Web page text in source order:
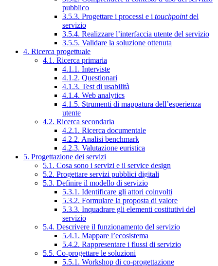
pubblico
3.5.3. Progettare i processi e i touchpointdel
servizio
3.5.4. Realizzare l’interfaccia utente del servizio
3.5.5. Validare la soluzione ottenuta
4. Ricerca progettuale
4.1. Ricerca primaria
4.1.1. Interviste
4.1.2. Questionari
4.1.3. Test di usabilità
4.1.4. Web analytics
4.1.5. Strumenti di mappatura dell’esperienza
utente
4.2. Ricerca secondaria
4.2.1. Ricerca documentale
4.2.2. Analisi benchmark
4.2.3. Valutazione euristica
5. Progettazione dei servizi
5.1. Cosa sono i servizi e il service design
5.2. Progettare servizi pubblici digitali
5.3. Definire il modello di servizio
5.3.1. Identificare gli attori coinvolti
5.3.2. Formulare la proposta di valore
5.3.3. Inquadrare gli elementi costitutivi del
servizio
5.4. Descrivere il funzionamento del servizio
5.4.1. Mappare l’ecosistema
5.4.2. Rappresentare i flussi di servizio
5.5. Co-progettare le soluzioni
5.5.1. Workshop di co-progettazione